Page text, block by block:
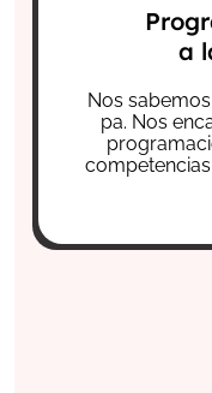
a
Nos
pa. Nos